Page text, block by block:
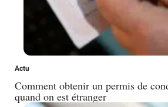
Actu
Comment obtenir un permis de
quand on est étranger